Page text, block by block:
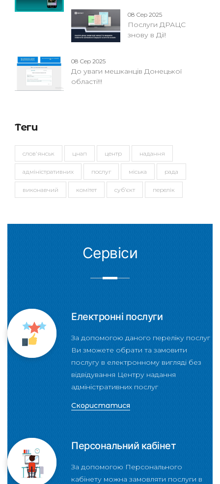
08 Сер 2025
Послуги ДРАЦС
знову в Дії!
08 Сер 2025
До уваги мешканців Донецької
області!!!
Теги
слов'янськ цнап центр надання
адміністративних послуг міська рада
виконавчий комітет суб'єкт перелік
Сервіси
Електронні послуги
За допомогою даного переліку послуг
Ви зможете обрати та замовити
послугу в електронному вигляді без
відвідування Центру надання
адміністративних послуг
Скористатися
Персональний кабінет
За допомогою Персонального
кабінету можна замовляти послуги в